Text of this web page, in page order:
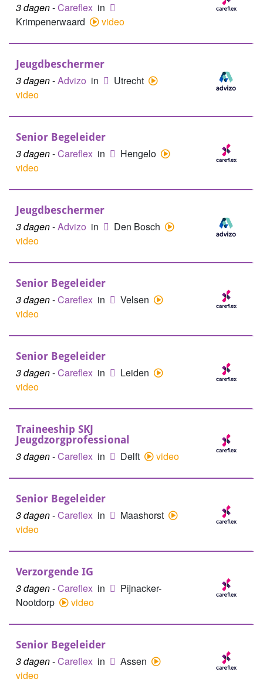
3 dagen-Careflex in
Krimpenerwaard
video
Jeugdbeschermer
3 dagen-Advizo in
Utrecht
video
Senior Begeleider
3 dagen-Careflex in
Hengelo
video
Jeugdbeschermer
3 dagen-Advizo in
Den Bosch
video
Senior Begeleider
3 dagen-Careflex in
Velsen
video
Senior Begeleider
3 dagen-Careflex in
Leiden
video
Traineeship SKJ
Jeugdzorgprofessional
3 dagen-Careflex in Delft video
Senior Begeleider
3 dagen-Careflex in
Maashorst
video
Verzorgende IG
3 dagen-Careflex in
Pijnacker-
Nootdorp
video
Senior Begeleider
3 dagen-Careflex in
Assen
video